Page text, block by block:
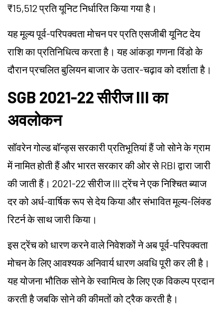
₹15,512 प्रति यूनिट निर्धारित किया गया है।
यह मूल्य पूर्व-परिपक्वता मोचन पर प्रति एसजीबी यूनिट देय
राशि का प्रतिनिधित्व करता है। यह आंकड़ा गणना विंडो के
दौरान प्रचलित बुलियन बाजार के उतार-चढ़ाव को दर्शाता है।
SGB 2021-22 सीरीज III का
अवलोकन
सॉवरेन गोल्ड बॉन्ड्स सरकारी प्रतिभूतियां हैं जो सोने के ग्राम
में नामित होती हैं और भारत सरकार की ओर से RBI द्वारा जारी
की जाती हैं। 2021-22 सीरीज III ट्रेंच ने एक निश्चित ब्याज
दर को अर्ध-वार्षिक रूप से देय किया और संभावित मूल्य-लिंक्ड
रिटर्न के साथ जारी किया।
इस ट्रेंच को धारण करने वाले निवेशकों ने अब पूर्व-परिपक्वता
मोचन के लिए आवश्यक अनिवार्य धारण अवधि पूरी कर ली है।
यह योजना भौतिक सोने के स्वामित्व के लिए एक विकल्प प्रदान
करती है जबकि सोने की कीमतों को ट्रैक करती है।